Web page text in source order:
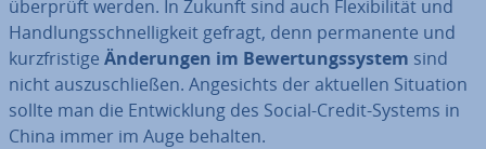
überprüft werden. In Zukunft sind auch Fle­xi­bi­li­tät und
Hand­lungs­schnel­lig­keit gefragt, denn per­ma­nen­te und
kurz­fris­ti­ge Än­de­run­gen im Be­wer­tungs­sys­tem sind
nicht aus­zu­schlie­ßen. An­ge­sichts der aktuellen Situation
sollte man die Ent­wick­lung des Social-Credit-Systems in
China immer im Auge behalten.